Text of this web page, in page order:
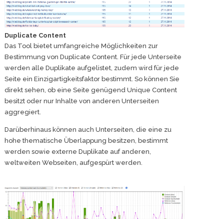
Duplicate Content
Das Tool bietet umfangreiche Möglichkeiten zur
Bestimmung von Duplicate Content. Für jede Unterseite
werden alle Duplikate aufgelistet, zudem wird für jede
Seite ein Einzigartigkeitsfaktor bestimmt. So können Sie
direkt sehen, ob eine Seite genügend Unique Content
besitzt oder nur Inhalte von anderen Unterseiten
aggregiert.
Darüberhinaus können auch Unterseiten, die eine zu
hohe thematische Überlappung besitzen, bestimmt
werden sowie externe Duplikate auf anderen,
weltweiten Webseiten, aufgespürt werden.